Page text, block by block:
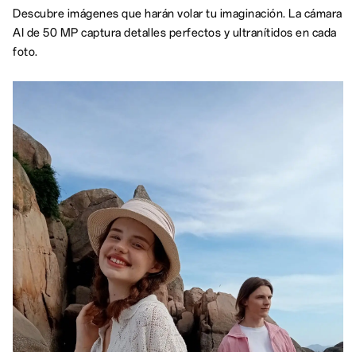
Descubre imágenes que harán volar tu imaginación. La cámara
AI de 50 MP captura detalles perfectos y ultranítidos en cada
foto.